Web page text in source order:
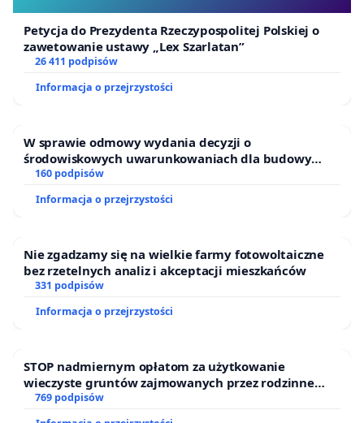
Petycja do Prezydenta Rzeczypospolitej Polskiej o
zawetowanie ustawy „Lex Szarlatan”
26 411 podpisów
Informacja o przejrzystości
W sprawie odmowy wydania decyzji o
środowiskowych uwarunkowaniach dla budowy
zakładu wytwarzania biometanu „Krynki” w
Puszczy Knyszyńskiej
160 podpisów
Informacja o przejrzystości
Nie zgadzamy się na wielkie farmy fotowoltaiczne
bez rzetelnych analiz i akceptacji mieszkańców
331 podpisów
Informacja o przejrzystości
STOP nadmiernym opłatom za użytkowanie
wieczyste gruntów zajmowanych przez rodzinne
ogrody działkowe.
769 podpisów